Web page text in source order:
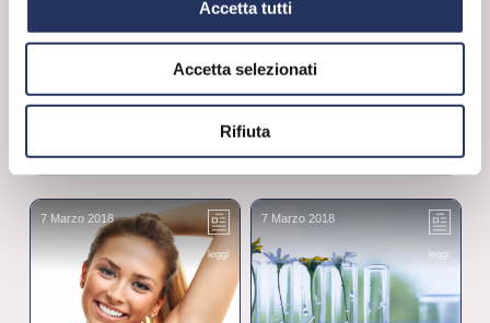
Accetta tutti
Accetta selezionati
Rifiuta
Puliti&Felici
POTREBBE INTERESSARTI ANCHE...
7 Marzo 2018
leggi
7 Marzo 2018
leggi